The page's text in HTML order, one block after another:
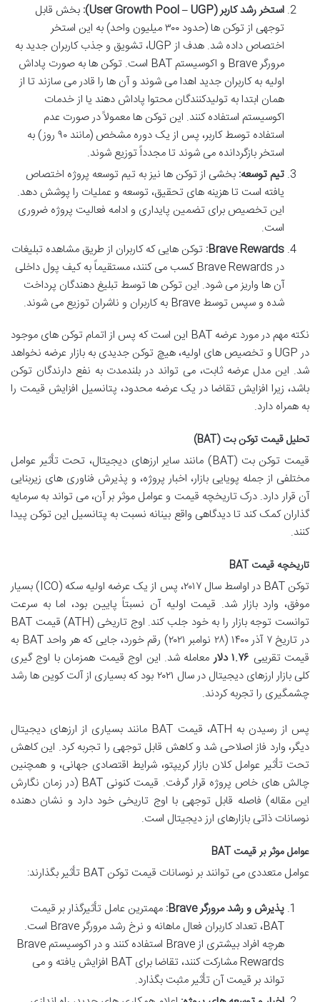
استخر رشد کاربر (User Growth Pool – UGP):
بخش قابل
توجهی از توکن ها (حدود ۳۰۰ میلیون واحد) به این استخر
اختصاص داده شد. هدف از UGP، تشویق و جذب کاربران جدید به
مرورگر Brave و اکوسیستم BAT است. توکن ها به صورت پاداش
اولیه به کاربران جدید اهدا می شوند و آن ها را قادر می سازند تا از
همان ابتدا به تولیدکنندگان محتوا پاداش دهند یا از خدمات
اکوسیستم استفاده کنند. این توکن ها معمولاً در صورت عدم
استفاده توسط کاربر، پس از یک دوره مشخص (مانند ۹۰ روز) به
استخر بازگردانده می شوند تا مجدداً توزیع شوند.
تیم توسعه: بخشی از توکن ها نیز به تیم توسعه پروژه اختصاص
یافته است تا هزینه های تحقیق، توسعه و عملیات را پوشش دهد.
این تخصیص برای تضمین پایداری و ادامه فعالیت پروژه ضروری
است.
Brave Rewards: توکن هایی که کاربران از طریق مشاهده تبلیغات
در Brave Rewards کسب می کنند، مستقیماً به کیف پول داخلی
آن ها واریز می شود. این توکن ها توسط تبلیغ دهندگان پرداخت
شده و سپس توسط Brave به کاربران و ناشران توزیع می شوند.
نکته مهم در مورد عرضه BAT این است که پس از اتمام توکن های موجود
در UGP و تخصیص های اولیه، هیچ توکن جدیدی به بازار عرضه نخواهد
شد. این مدل عرضه ثابت، می تواند در بلندمدت به نفع دارندگان توکن
باشد، زیرا افزایش تقاضا در یک عرضه محدود، پتانسیل افزایش قیمت را
به همراه دارد.
تحلیل قیمت توکن بت (BAT)
قیمت توکن بت (BAT) مانند سایر ارزهای دیجیتال، تحت تأثیر عوامل
مختلفی از جمله پویایی بازار، اخبار پروژه، و پذیرش فناوری های زیربنایی
آن قرار دارد. درک تاریخچه قیمت و عوامل موثر بر آن، می تواند به سرمایه
گذاران کمک کند تا دیدگاهی واقع بینانه نسبت به پتانسیل این توکن پیدا
کنند.
تاریخچه قیمت BAT
توکن BAT در اواسط سال ۲۰۱۷، پس از یک عرضه اولیه سکه (ICO) بسیار
موفق، وارد بازار شد. قیمت اولیه آن نسبتاً پایین بود، اما به سرعت
توانست توجه بازار را به خود جلب کند. اوج تاریخی (ATH) قیمت BAT
در تاریخ ۷ آذر ۱۴۰۰ (۲۸ نوامبر ۲۰۲۱) رقم خورد، جایی که هر واحد BAT به
قیمت تقریبی ۱.۷۶ دلار
معامله شد. این اوج قیمت همزمان با اوج گیری
کلی بازار ارزهای دیجیتال در سال ۲۰۲۱ بود که بسیاری از آلت کوین ها رشد
چشمگیری را تجربه کردند.
پس از رسیدن به ATH، قیمت BAT مانند بسیاری از ارزهای دیجیتال
دیگر، وارد فاز اصلاحی شد و کاهش قابل توجهی را تجربه کرد. این کاهش
تحت تأثیر عوامل کلان بازار کریپتو، شرایط اقتصادی جهانی، و همچنین
چالش های خاص پروژه قرار گرفت. قیمت کنونی BAT (در زمان نگارش
این مقاله) فاصله قابل توجهی با اوج تاریخی خود دارد و نشان دهنده
نوسانات ذاتی بازارهای ارز دیجیتال است.
عوامل موثر بر قیمت BAT
عوامل متعددی می توانند بر نوسانات قیمت توکن BAT تأثیر بگذارند:
پذیرش و رشد مرورگر Brave:
مهمترین عامل تأثیرگذار بر قیمت
BAT، تعداد کاربران فعال ماهانه و نرخ رشد مرورگر Brave است.
هرچه افراد بیشتری از Brave استفاده کنند و در اکوسیستم Brave
Rewards مشارکت کنند، تقاضا برای BAT افزایش یافته و می
تواند بر قیمت آن تأثیر مثبت بگذارد.